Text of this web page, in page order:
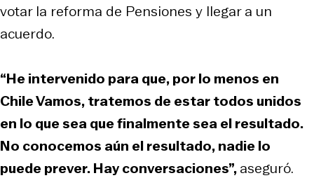
votar la reforma de Pensiones y llegar a un
acuerdo.
“He intervenido para que, por lo menos en
Chile Vamos, tratemos de estar todos unidos
en lo que sea que finalmente sea el resultado.
No conocemos aún el resultado, nadie lo
puede prever. Hay conversaciones”,aseguró.